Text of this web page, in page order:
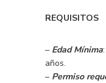
REQUISITOS
– Edad Mínima
años.
– Permiso